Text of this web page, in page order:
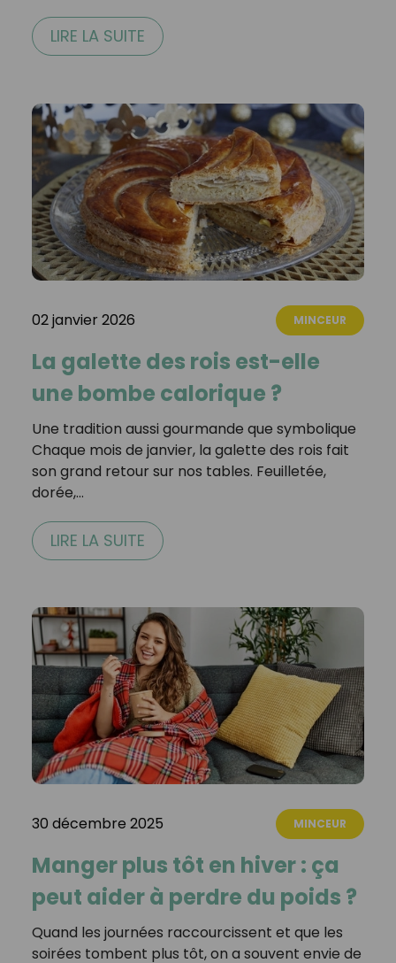
LIRE LA SUITE
02 janvier 2026 MINCEUR
La galette des rois est-elle
une bombe calorique ?
Une tradition aussi gourmande que symbolique
Chaque mois de janvier, la galette des rois fait
son grand retour sur nos tables. Feuilletée,
dorée,…
LIRE LA SUITE
30 décembre 2025 MINCEUR
Manger plus tôt en hiver : ça
peut aider à perdre du poids ?
Quand les journées raccourcissent et que les
soirées tombent plus tôt, on a souvent envie de